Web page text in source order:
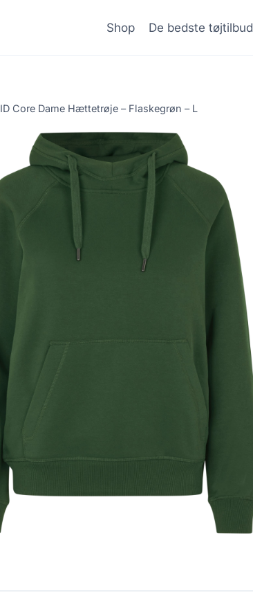
Shop De bedste tøjtilbud
ID Core Dame Hættetrøje – Flaskegrøn – L